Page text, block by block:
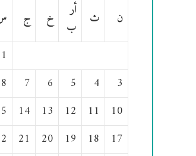
ن
ث
أر
ب
خ ج
1
3
4
5
6
7
8
10
11
12
13
14
17
18
19
20
21